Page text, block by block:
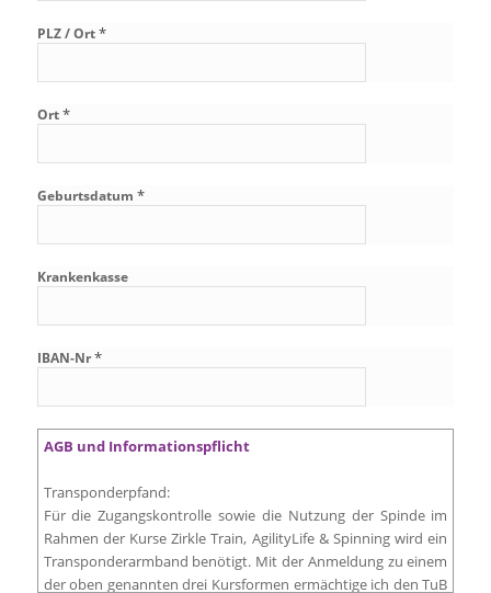
PLZ / Ort*
Ort*
Geburtsdatum *
Krankenkasse
IBAN-Nr*
AGB und Informationspflicht
Transponderpfand:
Für die Zugangskontrolle sowie die Nutzung der Spinde im
Rahmen der Kurse Zirkle Train, AgilityLife & Spinning wird ein
Transponderarmband benötigt. Mit der Anmeldung zu einem
der oben genannten drei Kursformen ermächtige ich den TuB